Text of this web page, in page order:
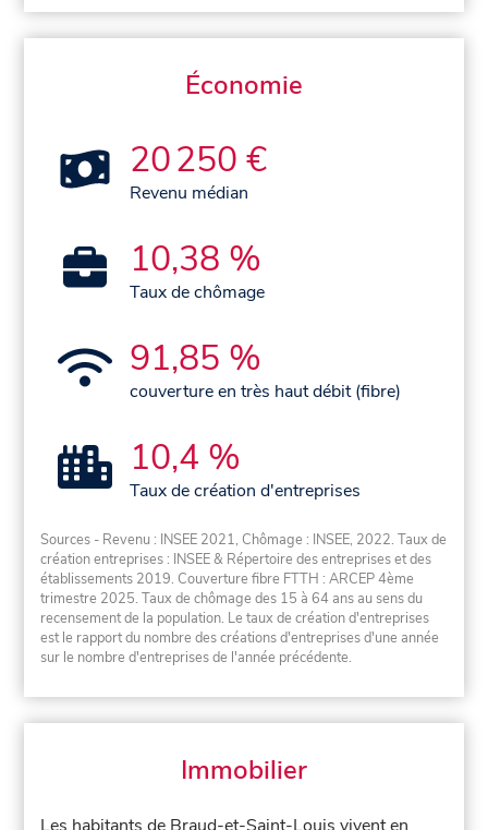
Économie
20 250 €
Revenu médian
10,38 %
Taux de chômage
91,85 %
couverture en très haut débit (fibre)
10,4 %
Taux de création d'entreprises
Sources - Revenu : INSEE 2021, Chômage : INSEE, 2022. Taux de
création entreprises : INSEE & Répertoire des entreprises et des
établissements 2019. Couverture fibre FTTH : ARCEP 4ème
trimestre 2025. Taux de chômage des 15 à 64 ans au sens du
recensement de la population. Le taux de création d'entreprises
est le rapport du nombre des créations d'entreprises d'une année
sur le nombre d'entreprises de l'année précédente.
Immobilier